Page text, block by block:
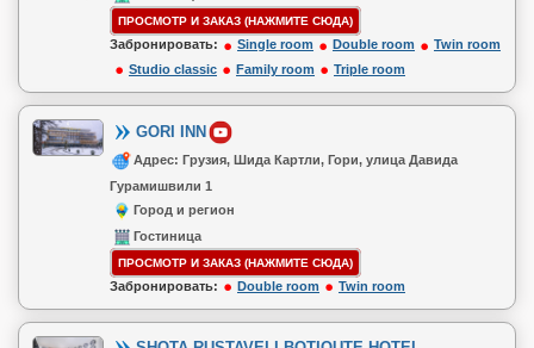
ПРОСМОТР И ЗАКАЗ (НАЖМИТЕ СЮДА)
Забронировать: Single room Double room
Twin room
Studio classic
Family room Triple room
GORI INN
Адрес: Грузия, Шида Картли, Гори, улица Давида
Гурамишвили 1
Город и регион
Гостиница
ПРОСМОТР И ЗАКАЗ (НАЖМИТЕ СЮДА)
Забронировать: Double room Twin room